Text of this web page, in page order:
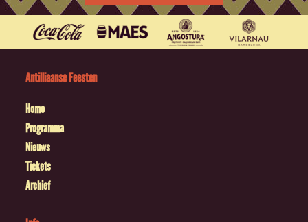
Antilliaanse Feesten
Home
Programma
Nieuws
Tickets
Archief